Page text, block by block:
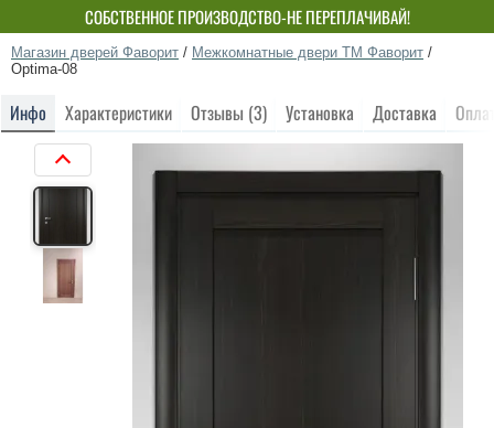
СОБСТВЕННОЕ ПРОИЗВОДСТВО-НЕ ПЕРЕПЛАЧИВАЙ!
Магазин дверей Фаворит / Межкомнатные двери ТМ Фаворит /
Optima-08
Инфо Характеристики Отзывы (3) Установка Доставка